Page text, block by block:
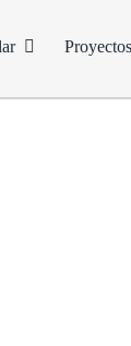
Proyectos